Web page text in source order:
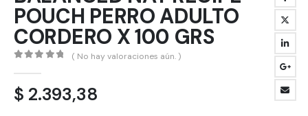
POUCH PERRO ADULTO
CORDERO X 100 GRS
( No hay valoraciones aún. )
$ 2.393,38